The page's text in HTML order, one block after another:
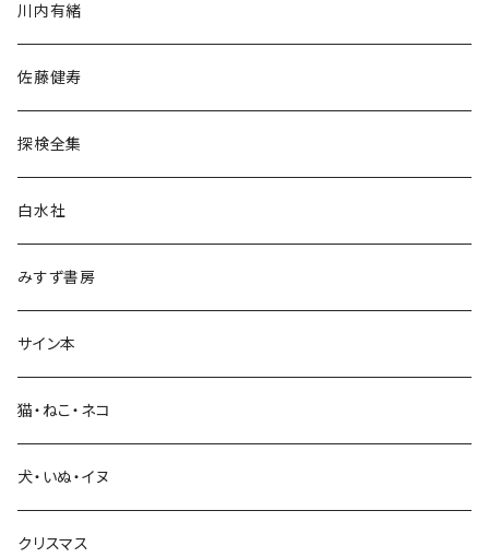
民族・風習
言語・ことば
生活・暮らし
芸術・絵画・写真
川内有緒
佐藤健寿
探検全集
白水社
みすず書房
サイン本
猫・ねこ・ネコ
犬・いぬ・イヌ
クリスマス